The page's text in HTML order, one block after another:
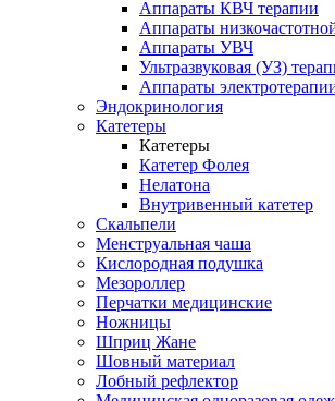
Аппараты КВЧ терапии
Аппараты
Аппараты УВЧ
Ультразвуковая (УЗ)
Аппараты
Эндокринология
Катетеры
Катетеры
Катетер Фолея
Нелатона
Внутривенный катетер
Скальпели
Менструальная чаша
Кислородная подушка
Мезороллер
Перчатки медицинские
Ножницы
Шприц Жане
Шовный материал
Лобный рефлектор